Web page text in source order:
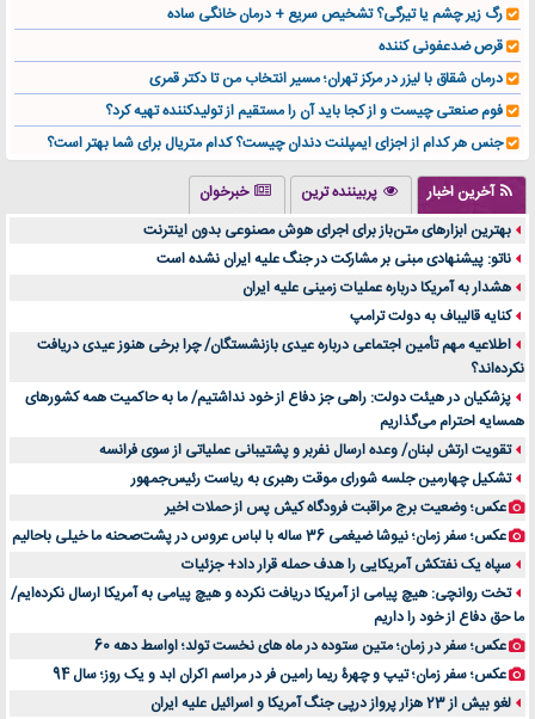
رگ زیر چشم یا تیرگی؟ تشخیص سریع + درمان خانگی ساده
قرص ضدعفونی کننده
درمان شقاق با لیزر در مرکز تهران؛ مسیر انتخاب من تا دکتر قمری
فوم صنعتی چیست و از کجا باید آن را مستقیم از تولیدکننده تهیه کرد؟
جنس هر کدام از اجزای ایمپلنت دندان چیست؟ کدام متریال برای شما بهتر است؟
تولید لیوان کاغذی یک کسب‌ و کار پر سود و رو‌ به‌ رشد در بازار ایران
درد زانو بعد از تمرین با تردمیل؟ شاید مشکل از این انتخاب باشد
آینده موسیقی هم‌اکنون در اینجاست
بهترین راه تبلیغات کلینیک زیبایی و افزایش مشتری کدام است؟
مقایسه قالب آسترا با وودمارت و فلت‌سام (فارسی)
خرید سمعک کارکرده یا دست دوم | نکات مهم قبل از تصمیم‌گیری
خرید و فروش قطعات سرور دست دوم در ماهان شبکه ایرانیان
اهمیت انتخاب بهترین وکیل در سعادت آباد برای پرونده‌های حساس و کلان
لیفتراک صفر؛ راهنمای جامع خرید، قیمت و فروش در ایران
راهنمای جامع بهترین کفش ورزشی برای دویدن و استفاده روزمره | بررسی ۱۲ مدل برتر
آخرین اخبار پربیننده ترین
خبرخوان
بهترین ابزارهای متن‌باز برای اجرای هوش مصنوعی بدون اینترنت
ناتو: پیشنهادی مبنی بر مشارکت در جنگ علیه ایران نشده است
هشدار به آمریکا درباره عملیات زمینی علیه ایران
کنایه قالیباف به دولت ترامپ
اطلاعیه مهم تأمین اجتماعی درباره عیدی بازنشستگان/ چرا برخی هنوز عیدی دریافت
نکرده‌اند؟
پزشکیان در هیئت دولت: راهی جز دفاع از خود نداشتیم/ ما به حاکمیت همه کشورهای
همسایه احترام می‌گذاریم
تقویت ارتش لبنان/ وعده ارسال نفربر و پشتیبانی عملیاتی از سوی فرانسه
تشکیل چهارمین جلسه شورای موقت رهبری به ریاست رئیس‌جمهور
عکس؛ وضعیت برج مراقبت فرودگاه کیش پس از حملات اخیر
عکس؛ سفر زمان؛ نیوشا ضیغمی 36 ساله با لباس عروس در پشت‌صحنه ما خیلی باحالیم
سپاه یک نفتکش آمریکایی را هدف حمله قرار داد+ جزئیات
تخت روانچی: هیچ پیامی از آمریکا دریافت نکرده و هیچ پیامی به آمریکا ارسال نکرده‌ایم/
ما حق دفاع از خود را داریم
عکس؛ سفر در زمان؛ متین ستوده در ماه های نخست تولد؛ اواسط دهه 60
عکس؛ سفر زمان؛ تیپ و چهرۀ ریما رامین فر در مراسم اکران ابد و یک روز؛ سال 94
لغو بیش از 23 هزار پرواز درپی جنگ آمریکا و اسرائیل علیه ایران